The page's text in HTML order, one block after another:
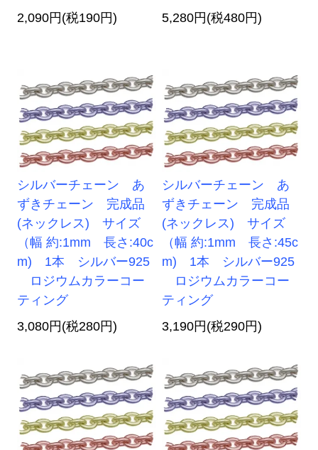
2,090円(税190円)
5,280円(税480円)
シルバーチェーン あ
ずきチェーン 完成品
(ネックレス) サイズ
（幅 約:1mm 長さ:40c
m) 1本 シルバー925
ロジウムカラーコー
ティング
3,080円(税280円)
シルバーチェーン あ
ずきチェーン 完成品
(ネックレス) サイズ
（幅 約:1mm 長さ:45c
m) 1本 シルバー925
ロジウムカラーコー
ティング
3,190円(税290円)